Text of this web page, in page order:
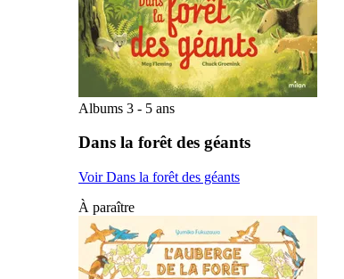
Albums 3 - 5 ans
Dans la forêt des géants
Voir Dans la forêt des géants
À paraître